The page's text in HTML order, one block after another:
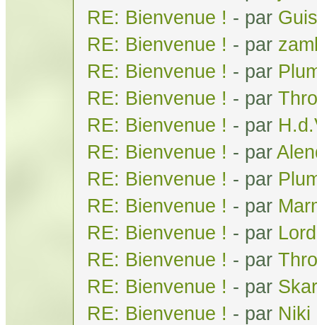
RE: Bienvenue ! - par
RE: Bienvenue ! - par
RE: Bienvenue ! - par
RE: Bienvenue ! - par
RE: Bienvenue ! - par
RE: Bienvenue ! - par
RE: Bienvenue ! - par
RE: Bienvenue ! - par
RE: Bienvenue ! - par
RE: Bienvenue ! - par
RE: Bienvenue ! - par
RE: Bienvenue ! - par Niki